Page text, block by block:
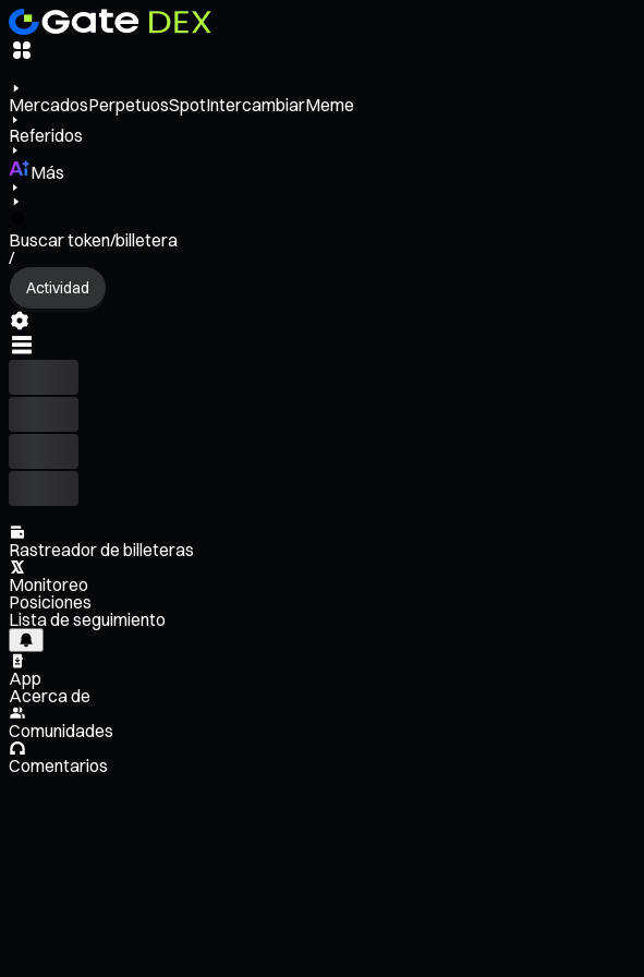
MercadosPerpetuosSpotIntercambiarMeme
Referidos
Más
Buscar token/billetera
/
Actividad
Rastreador de billeteras
Monitoreo
Posiciones
Lista de seguimiento
App
Acerca de
Comunidades
Comentarios